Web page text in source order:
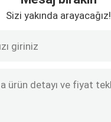
Sizi yakında arayacağız!